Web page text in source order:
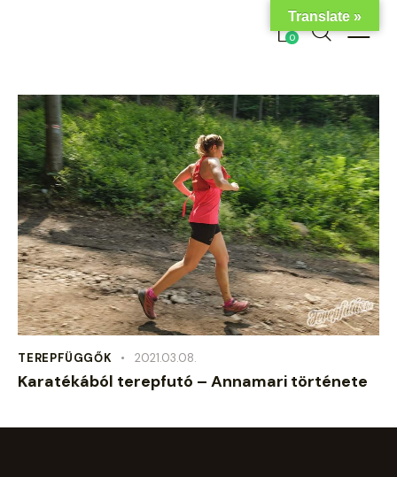
0
TEREPFÜGGŐK 2021.03.08.
Karatékából terepfutó – Annamari története
Translate »